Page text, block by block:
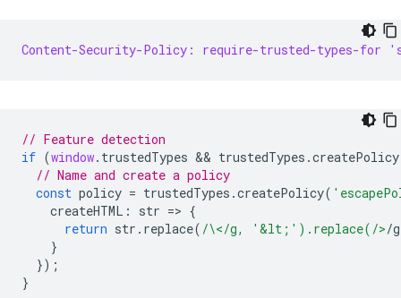
Content-Security-Policy: require-trusted-types-for
// Feature detection
if (window. trustedTypes && trustedTypes .createPolicy
// Name and create a policy
const policy = trustedTypes .createPolicy(
createHTML : str => {
return str . replace( /\</g, '&lt;').replace(/>/g
}
});
}